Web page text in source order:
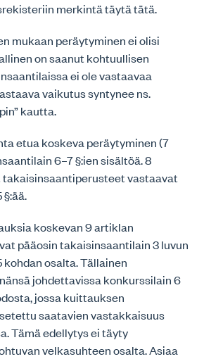
merkintä täytä tätä.
mukaan peräytyminen ei olisi
on saanut kohtuullisen
ei ole vastaavaa
vaikutus syntynee ns.
kautta.
etua koskeva peräytyminen (7
6–7 §:ien sisältöä. 8
vastaavat
koskevan 9 artiklan
pääosin takaisinsaantilain 3 luvun
osalta. Tällainen
johdettavissa konkurssilain 6
jossa kuittauksen
saatavien vastakkaisuus
Tämä edellytys ei täyty
velkasuhteen osalta. Asiaa